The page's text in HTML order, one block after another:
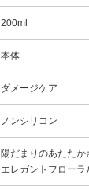
200ml
本体
ダメージケア
ノンシリコン
陽だまりのあたた
エレガントフローラ